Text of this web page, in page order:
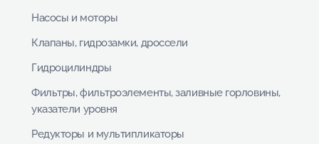
Насосы и моторы
Клапаны, гидрозамки, дроссели
Гидроцилиндры
Фильтры, фильтроэлементы, заливные горловины,
указатели уровня
Редукторы и мультипликаторы